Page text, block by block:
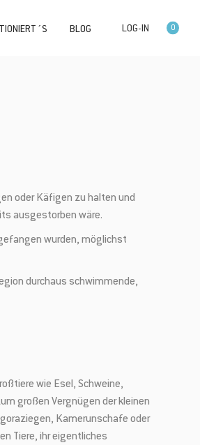
BLOG 0
oder Käfigen zu halten und
ausgestorben wäre.
wurden, möglichst
durchaus schwimmende,
wie Esel, Schweine,
großen Vergnügen der kleinen
Kamerunschafe oder
Tiere, ihr eigentliches